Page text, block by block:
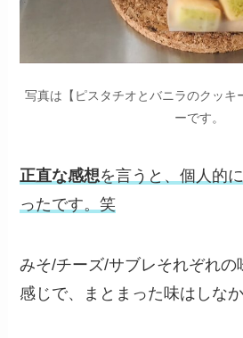
写真は【ピスタチオとバニラのクッキ
ーです。
正直な感想を言うと、個人的
ったです。笑
みそ/チーズ/サブレそれぞれの
感じで、まとまった味はしなか